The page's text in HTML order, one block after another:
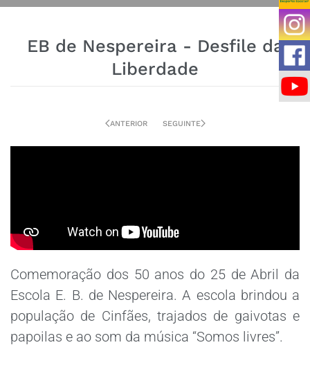
EB de Nespereira - Desfile da
Liberdade
ANTERIOR SEGUINTE
Comemoração dos 50 anos do 25 de Abril da
Escola E. B. de Nespereira. A escola brindou a
população de Cinfães, trajados de gaivotas e
papoilas e ao som da música “Somos livres”.